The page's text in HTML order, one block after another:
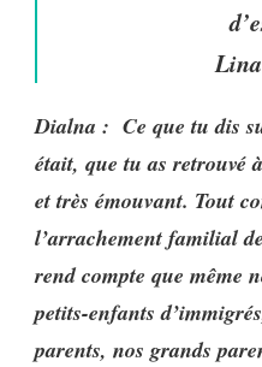
Dialna : Ce que tu dis
était, que tu as retrouvé
et très émouvant. Tout
l’arrachement familial
rend compte que même
petits-enfants
parents, nos grands